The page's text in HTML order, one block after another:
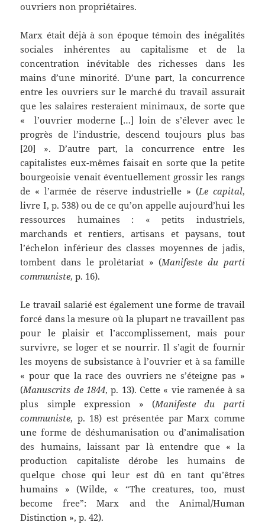
ouvriers non propriétaires.
Marx était déjà à son époque témoin des inégalités
sociales inhérentes au capitalisme et de la
concentration inévitable des richesses dans les
mains d’une minorité. D’une part, la concurrence
entre les ouvriers sur le marché du travail assurait
que les salaires resteraient minimaux, de sorte que
« l’ouvrier moderne […] loin de s’élever avec le
progrès de l’industrie, descend toujours plus bas
[20] ». D’autre part, la concurrence entre les
capitalistes eux-mêmes faisait en sorte que la petite
bourgeoisie venait éventuellement grossir les rangs
de « l’armée de réserve industrielle » (Le capital,
livre I, p. 538) ou de ce qu’on appelle aujourd’hui les
ressources humaines : « petits industriels,
marchands et rentiers, artisans et paysans, tout
l’échelon inférieur des classes moyennes de jadis,
tombent dans le prolétariat » (Manifeste du parti
communiste, p. 16).
Le travail salarié est également une forme de travail
forcé dans la mesure où la plupart ne travaillent pas
pour le plaisir et l’accomplissement, mais pour
survivre, se loger et se nourrir. Il s’agit de fournir
les moyens de subsistance à l’ouvrier et à sa famille
« pour que la race des ouvriers ne s’éteigne pas »
(Manuscrits de 1844, p. 13). Cette « vie ramenée à sa
plus simple expression » (Manifeste du parti
communiste, p. 18) est présentée par Marx comme
une forme de déshumanisation ou d’animalisation
des humains, laissant par là entendre que « la
production capitaliste dérobe les humains de
quelque chose qui leur est dû en tant qu’êtres
humains » (Wilde, « “The creatures, too, must
become free”: Marx and the Animal/Human
Distinction », p. 42).